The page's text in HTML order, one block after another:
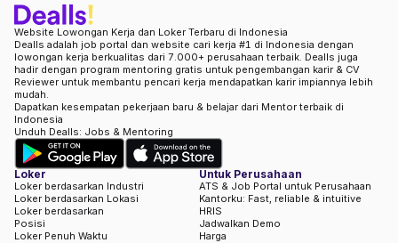
Website Lowongan Kerja dan Loker Terbaru di Indonesia
Dealls adalah job portal dan website cari kerja #1 di Indonesia dengan
lowongan kerja berkualitas dari 7.000+ perusahaan terbaik. Dealls juga
hadir dengan program mentoring gratis untuk pengembangan karir & CV
Reviewer untuk membantu pencari kerja mendapatkan karir impiannya lebih
mudah.
Dapatkan kesempatan pekerjaan baru & belajar dari Mentor terbaik di
Indonesia
Unduh Dealls: Jobs & Mentoring
Loker
Loker berdasarkan Industri
Loker berdasarkan Lokasi
Loker berdasarkan
Posisi
Loker Penuh Waktu
Untuk Perusahaan
ATS & Job Portal untuk Perusahaan
Kantorku: Fast, reliable & intuitive
HRIS
Jadwalkan Demo
Harga